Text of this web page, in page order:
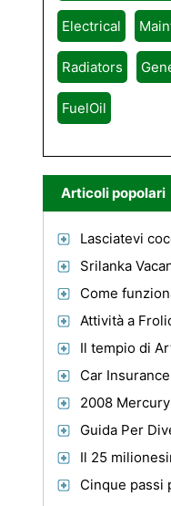
Electrical
Radiators
FuelOil
Articoli popolari
Il tempio di
Cinque passi